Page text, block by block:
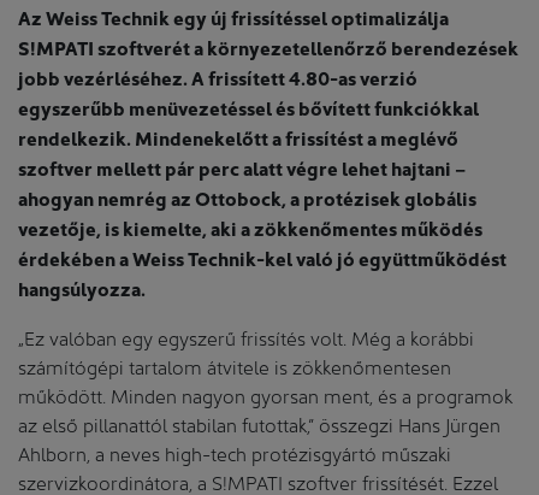
Az Weiss Technik egy új frissítéssel optimalizálja
S!MPATI szoftverét a környezetellenőrző berendezések
jobb vezérléséhez. A frissített 4.80-as verzió
egyszerűbb menüvezetéssel és bővített funkciókkal
rendelkezik. Mindenekelőtt a frissítést a meglévő
szoftver mellett pár perc alatt végre lehet hajtani –
ahogyan nemrég az Ottobock, a protézisek globális
vezetője, is kiemelte, aki a zökkenőmentes működés
érdekében a Weiss Technik-kel való jó együttműködést
hangsúlyozza.
„Ez valóban egy egyszerű frissítés volt. Még a korábbi
számítógépi tartalom átvitele is zökkenőmentesen
működött. Minden nagyon gyorsan ment, és a programok
az első pillanattól stabilan futottak,” összegzi Hans Jürgen
Ahlborn, a neves high-tech protézisgyártó műszaki
szervizkoordinátora, a S!MPATI szoftver frissítését. Ezzel